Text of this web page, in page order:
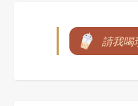
請我喝